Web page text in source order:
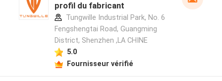
profil du fabricant
Tungwille Industrial Park, No. 6
Fengshengtai Road, Guangming
District, Shenzhen ,LA CHINE
5.0
Fournisseur vérifié